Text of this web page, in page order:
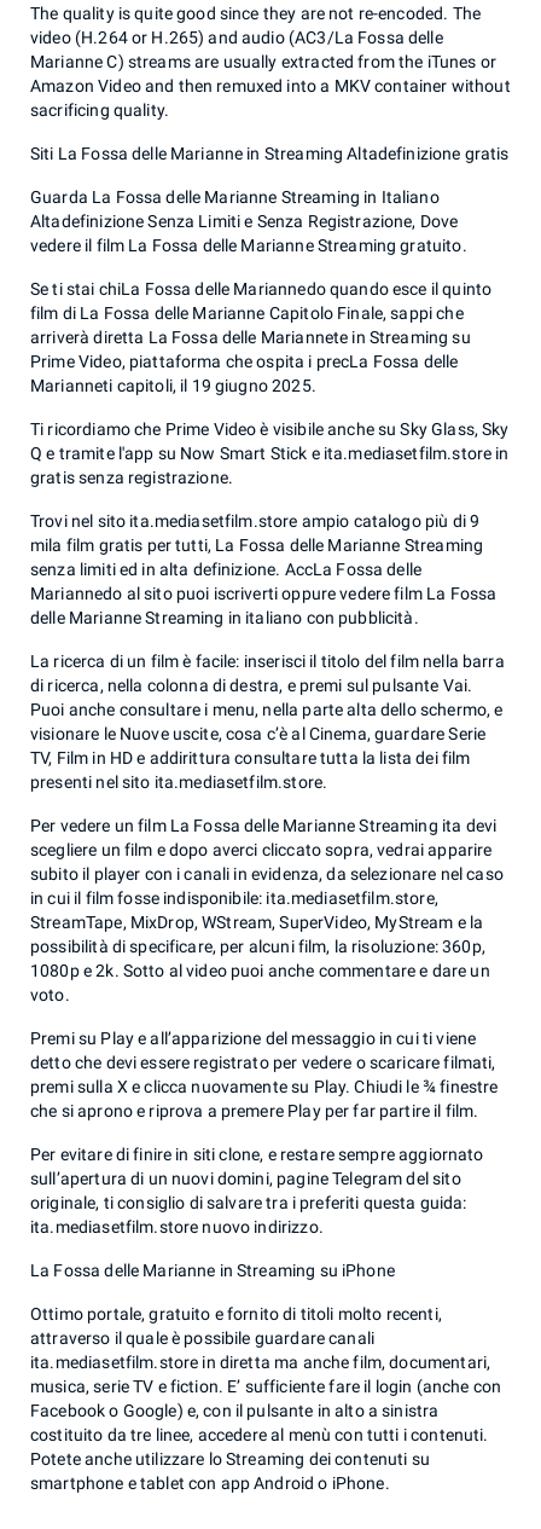
The quality is quite good since they are not re-encoded. The
video (H.264 or H.265) and audio (AC3/La Fossa delle
Marianne C) streams are usually extracted from the iTunes or
Amazon Video and then remuxed into a MKV container without
sacrificing quality.
Siti La Fossa delle Marianne in Streaming Altadefinizione gratis
Guarda La Fossa delle Marianne Streaming in Italiano
Altadefinizione Senza Limiti e Senza Registrazione, Dove
vedere il film La Fossa delle Marianne Streaming gratuito.
Se ti stai chiLa Fossa delle Mariannedo quando esce il quinto
film di La Fossa delle Marianne Capitolo Finale, sappi che
arriverà diretta La Fossa delle Mariannete in Streaming su
Prime Video, piattaforma che ospita i precLa Fossa delle
Marianneti capitoli, il 19 giugno 2025.
Ti ricordiamo che Prime Video è visibile anche su Sky Glass, Sky
Q e tramite l'app su Now Smart Stick e ita.mediasetfilm.store in
gratis senza registrazione.
Trovi nel sito ita.mediasetfilm.store ampio catalogo più di 9
mila film gratis per tutti, La Fossa delle Marianne Streaming
senza limiti ed in alta definizione. AccLa Fossa delle
Mariannedo al sito puoi iscriverti oppure vedere film La Fossa
delle Marianne Streaming in italiano con pubblicità.
La ricerca di un film è facile: inserisci il titolo del film nella barra
di ricerca, nella colonna di destra, e premi sul pulsante Vai.
Puoi anche consultare i menu, nella parte alta dello schermo, e
visionare le Nuove uscite, cosa c’è al Cinema, guardare Serie
TV, Film in HD e addirittura consultare tutta la lista dei film
presenti nel sito ita.mediasetfilm.store.
Per vedere un film La Fossa delle Marianne Streaming ita devi
scegliere un film e dopo averci cliccato sopra, vedrai apparire
subito il player con i canali in evidenza, da selezionare nel caso
in cui il film fosse indisponibile: ita.mediasetfilm.store,
StreamTape, MixDrop, WStream, SuperVideo, MyStream e la
possibilità di specificare, per alcuni film, la risoluzione: 360p,
1080p e 2k. Sotto al video puoi anche commentare e dare un
voto.
Premi su Play e all’apparizione del messaggio in cui ti viene
detto che devi essere registrato per vedere o scaricare filmati,
premi sulla X e clicca nuovamente su Play. Chiudi le ¾ finestre
che si aprono e riprova a premere Play per far partire il film.
Per evitare di finire in siti clone, e restare sempre aggiornato
sull’apertura di un nuovi domini, pagine Telegram del sito
originale, ti consiglio di salvare tra i preferiti questa guida:
ita.mediasetfilm.store nuovo indirizzo.
La Fossa delle Marianne in Streaming su iPhone
Ottimo portale, gratuito e fornito di titoli molto recenti,
attraverso il quale è possibile guardare canali
ita.mediasetfilm.store in diretta ma anche film, documentari,
musica, serie TV e fiction. E’ sufficiente fare il login (anche con
Facebook o Google) e, con il pulsante in alto a sinistra
costituito da tre linee, accedere al menù con tutti i contenuti.
Potete anche utilizzare lo Streaming dei contenuti su
smartphone e tablet con app Android o iPhone.